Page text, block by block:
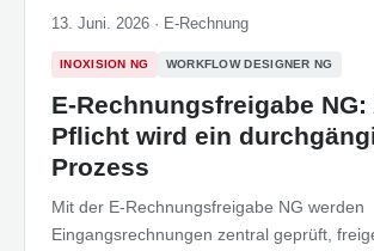
13. Juni. 2026 · E-Rechnung
INOXISION NG WORKFLOW DESIGNER NG
E-Rechnungsfreigabe NG:
Pflicht wird ein
Prozess
Mit der E-Rechnungsfreigabe NG werden
Eingangsrechnungen zentral geprüft,